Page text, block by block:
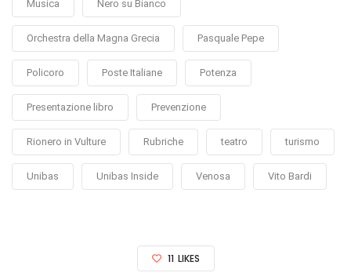
Musica Nero su Bianco
Orchestra della Magna Grecia Pasquale Pepe
Policoro Poste Italiane Potenza
Presentazione libro Prevenzione
Rionero in Vulture Rubriche teatro turismo
Unibas Unibas Inside Venosa Vito Bardi
11 LIKES